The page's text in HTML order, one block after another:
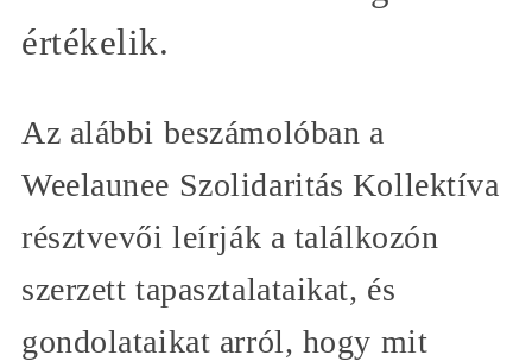
értékelik.
Az alábbi beszámolóban a
Weelaunee Szolidaritás Kollektíva
résztvevői leírják a találkozón
szerzett tapasztalataikat, és
gondolataikat arról, hogy mit